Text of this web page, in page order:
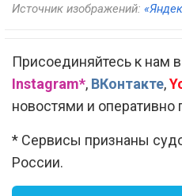
Источник изображений:
Присоединяйтесь к нам в
Instagram*, ВКонтакте,
новостями и оперативно
* Сервисы признаны
России.